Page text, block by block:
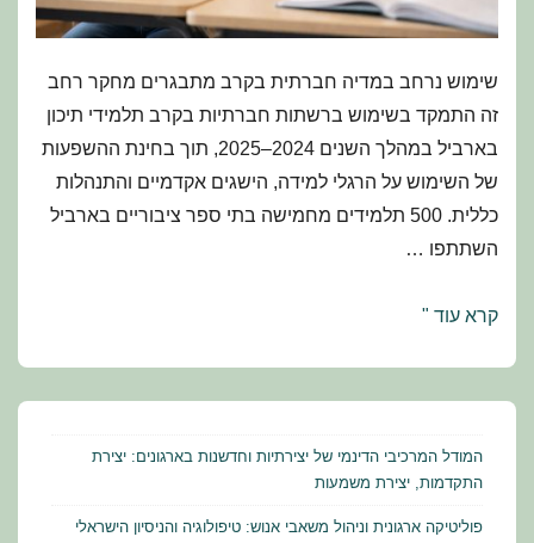
שימוש נרחב במדיה חברתית בקרב מתבגרים מחקר רחב
זה התמקד בשימוש ברשתות חברתיות בקרב תלמידי תיכון
בארביל במהלך השנים 2024–2025, תוך בחינת ההשפעות
של השימוש על הרגלי למידה, הישגים אקדמיים והתנהלות
כללית. 500 תלמידים מחמישה בתי ספר ציבוריים בארביל
השתתפו …
גלילה
המדיה
החברתית
קרא עוד "
המודל המרכיבי הדינמי של יצירתיות וחדשנות בארגונים: יצירת
התקדמות, יצירת משמעות
פוליטיקה ארגונית וניהול משאבי אנוש: טיפולוגיה והניסיון הישראלי